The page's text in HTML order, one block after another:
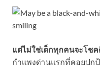
แต่ไม่ใช่เด็กทุกคนจะโช
กำแพงด่านแรกที่คอยปก